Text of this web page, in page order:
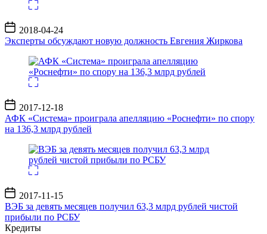
Дата
записи
2018-04-24
Эксперты обсуждают новую должность Евгения Жиркова
Дата
записи
2017-12-18
АФК «Система» проиграла апелляцию «Роснефти» по спору
на 136,3 млрд рублей
Дата
записи
2017-11-15
ВЭБ за девять месяцев получил 63,3 млрд рублей чистой
прибыли по РСБУ
Кредиты